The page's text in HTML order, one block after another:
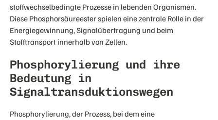
stoffwechselbedingte Prozesse in lebenden Organismen.
Diese Phosphorsäureester spielen eine zentrale Rolle in der
Energiegewinnung, Signalübertragung und beim
Stofftransport innerhalb von Zellen.
Phosphorylierung und ihre
Bedeutung in
Signaltransduktionswegen
Phosphorylierung, der Prozess, bei dem eine